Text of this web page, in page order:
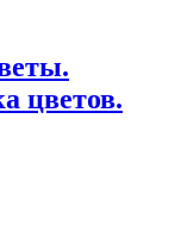
цветов.